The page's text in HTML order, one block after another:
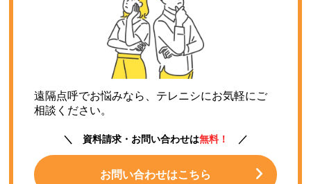
遠隔点呼でお悩みなら、テレニシにお気軽にご
相談ください。
＼ 資料請求・お問い合わせは無料！ ／
お問い合わせはこちら